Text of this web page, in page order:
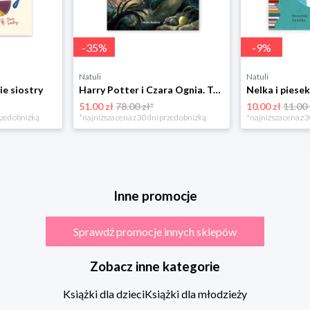
siostry
obniżką
-35%
Natuli
Harry Potter i Czara Ognia. Tom 4 Media rodzina
51.00 zł78.00 zł*
*najniższa cena z 30 dni przed obniżką
-9%
Natuli
10.00 zł11.00
*najniższa cena z
Inne promocje
Sprawdź promocje innych sklepów
Zobacz inne kategorie
Książki dla dzieciKsiążki dla młodzieży